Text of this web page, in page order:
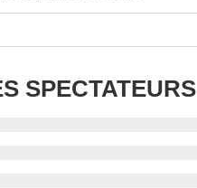
SPECTATEURS